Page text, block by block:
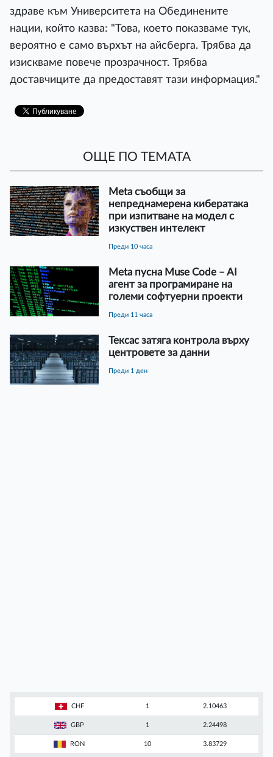
здраве към Университета на Обединените
нации, който казва: "Това, което показваме тук,
вероятно е само върхът на айсберга. Трябва да
изискваме повече прозрачност. Трябва
доставчиците да предоставят тази информация."
ОЩЕ ПО ТЕМАТА
Meta съобщи за
непреднамерена кибератака
при изпитване на модел с
изкуствен интелект
преди 10 часа
Meta пусна Muse Code – AI
агент за програмиране на
големи софтуерни проекти
преди 11 часа
Тексас затяга контрола върху
центровете за данни
преди 1 ден
CHF 1 2.10463
GBP 1 2.24498
RON 10 3.83729